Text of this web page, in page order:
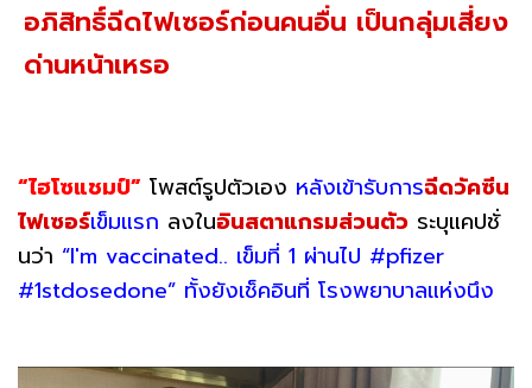
อภิสิทธิ์ฉีดไฟเซอร์ก่อนคนอื่น เป็นกลุ่มเสี่ยง
ด่านหน้าเหรอ
“ไฮโซแชมป์” โพสต์รูปตัวเอง หลังเข้ารับการฉีดวัคซีน
ไฟเซอร์เข็มแรก ลงในอินสตาแกรมส่วนตัว ระบุแคปชั่
นว่า “l'm vaccinated.. เข็มที่ 1 ผ่านไป #pfizer
#1stdosedone” ทั้งยังเช็คอินที่ โรงพยาบาลแห่งนึง